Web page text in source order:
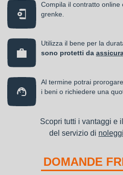
Compila il contratto online
grenke.
Utilizza il bene per la
sono protetti da
Al termine potrai
i beni o richiedere una
Scopri tutti i vantaggi e
del servizio di
DOMANDE